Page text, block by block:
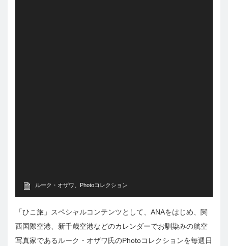
ルーク・オザワ、Photoコレクション
「ひこ旅」スペシャルコンテンツとして、ANAをはじめ、関
西国際空港、新千歳空港などのカレンダーでお馴染みの航空
写真家であるルーク・オザワ氏のPhotoコレクションを毎週日